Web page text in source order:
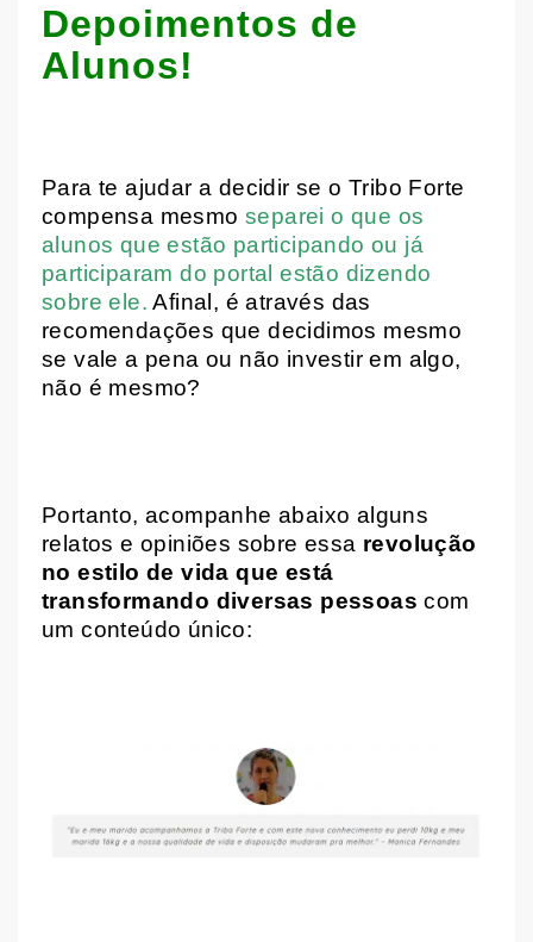
Depoimentos de
Alunos!
Para te ajudar a decidir se o Tribo Forte
compensa mesmo separei o que os
alunos que estão participando ou já
participaram do portal estão dizendo
sobre ele. Afinal, é através das
recomendações que decidimos mesmo
se vale a pena ou não investir em algo,
não é mesmo?
Portanto, acompanhe abaixo alguns
relatos e opiniões sobre essa revolução
no estilo de vida que está
transformando diversas pessoas com
um conteúdo único: